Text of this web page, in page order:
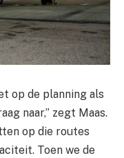
op de planning als
naar,” zegt Maas.
op die routes
Toen we de